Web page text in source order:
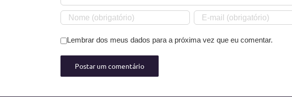
Lembrar dos meus dados para a próxima vez que eu comentar.